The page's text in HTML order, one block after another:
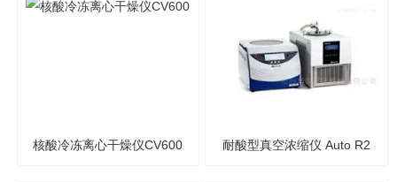
核酸冷冻离心干燥仪CV600 耐酸型真空浓缩仪 Auto R2